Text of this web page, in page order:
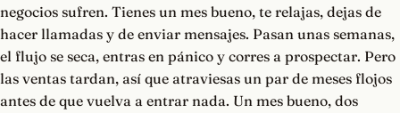
negocios sufren. Tienes un mes bueno, te relajas, dejas de
hacer llamadas y de enviar mensajes. Pasan unas semanas,
el flujo se seca, entras en pánico y corres a prospectar. Pero
las ventas tardan, así que atraviesas un par de meses flojos
antes de que vuelva a entrar nada. Un mes bueno, dos